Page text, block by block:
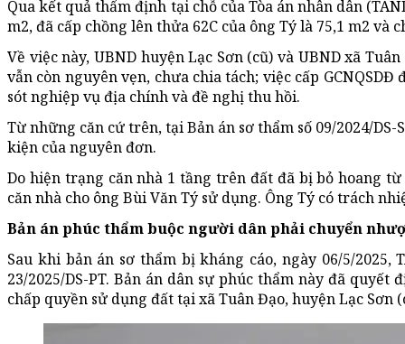
Qua kết quả thẩm định tại chỗ của Tòa án nhân dân
m2, đã cấp chồng lên thửa 62C của ông Tý là 75,1 m2 và
Về việc này, UBND huyện Lạc Sơn (cũ) và UBND xã
vẫn còn nguyên vẹn, chưa chia tách; việc cấp
sót nghiệp vụ địa chính và đề nghị thu hồi.
Từ những căn cứ trên, tại Bản án sơ thẩm số 09/2024/
kiện của nguyên đơn.
Do hiện trạng căn nhà 1 tầng trên đất đã bị bỏ hoang
căn nhà cho ông Bùi Văn Tý sử dụng. Ông Tý có trách
Bản án phúc thẩm buộc người dân phải chuyển
Sau khi bản án sơ thẩm bị kháng cáo, ngày 06/5/
23/2025/DS-PT. Bản án dân sự phúc thẩm này đã
chấp quyền sử dụng đất tại xã Tuân Đạo, huyện Lạc Sơn